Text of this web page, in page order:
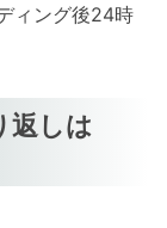
ィング後24時
返しは